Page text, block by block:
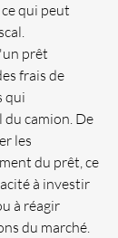
qui peut
prêt
frais de
qui
camion. De
les
du prêt, ce
à investir
à réagir
du marché.